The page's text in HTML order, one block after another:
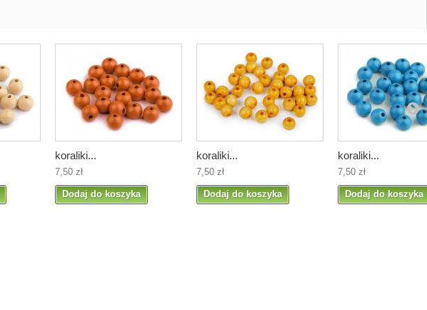
koraliki...
7,50 zł
Dodaj do koszyka
koraliki...
7,50 zł
Dodaj do koszyka
koraliki...
7,50 zł
Dodaj do koszyka